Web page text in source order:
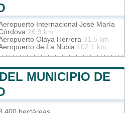
Internacional José María
26.9 km
Olaya Herrera 31.5 km
de La Nubia 102.1 km
MUNICIPIO DE